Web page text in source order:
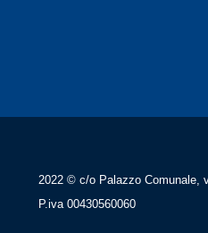
2022 © c/o Palazzo Comunale,
P.iva 00430560060